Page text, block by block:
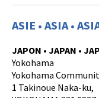
ASIE • ASIA •
JAPON • JAPAN •
Yokohama
Yokohama
1 Takinoue Naka-ku,